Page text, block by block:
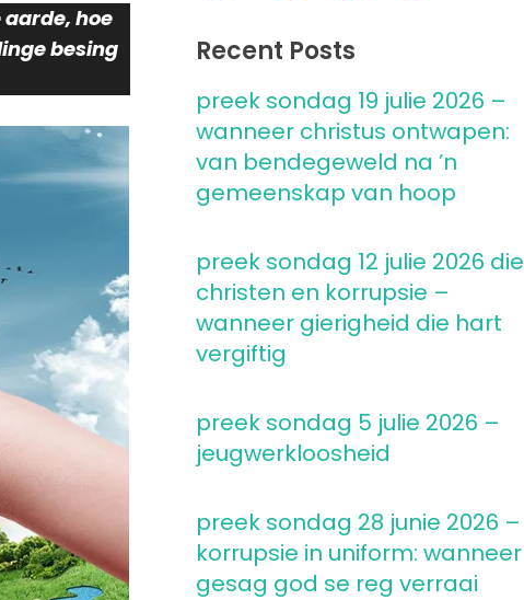
aarde, hoe
besing
Recent Posts
preek sondag 19 julie 2026 –
wanneer christus ontwapen:
van bendegeweld na ’n
gemeenskap van hoop
preek sondag 12 julie 2026 die
christen en korrupsie –
wanneer gierigheid die hart
vergiftig
preek sondag 5 julie 2026 –
jeugwerkloosheid
preek sondag 28 junie 2026 –
korrupsie in uniform: wanneer
gesag god se reg verraai